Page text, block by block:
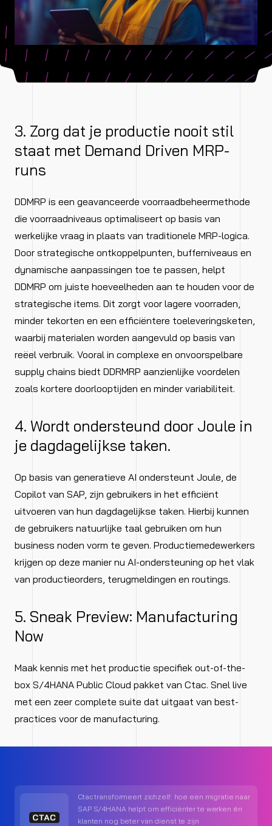
3. Zorg dat je productie nooit stil
staat met Demand Driven MRP-
runs
DDMRP is een geavanceerde voorraadbeheermethode
die voorraadniveaus optimaliseert op basis van
werkelijke vraag in plaats van traditionele MRP-logica.
Door strategische ontkoppelpunten, bufferniveaus en
dynamische aanpassingen toe te passen, helpt
DDMRP om juiste hoeveelheden aan te houden voor de
strategische items. Dit zorgt voor lagere voorraden,
minder tekorten en een efficiëntere toeleveringsketen,
waarbij materialen worden aangevuld op basis van
reëel verbruik. Vooral in complexe en onvoorspelbare
supply chains biedt DDRMRP aanzienlijke voordelen
zoals kortere doorlooptijden en minder variabiliteit.
4. Wordt ondersteund door Joule in
je dagdagelijkse taken.
Op basis van generatieve AI ondersteunt Joule, de
Copilot van SAP, zijn gebruikers in het efficiënt
uitvoeren van hun dagdagelijkse taken. Hierbij kunnen
de gebruikers natuurlijke taal gebruiken om hun
business noden vorm te geven. Productiemedewerkers
krijgen op deze manier nu AI-ondersteuning op het vlak
van productieorders, terugmeldingen en routings.
5. Sneak Preview: Manufacturing
Now
Maak kennis met het productie specifiek out-of-the-
box S/4HANA Public Cloud pakket van Ctac. Snel live
met een zeer complete suite dat uitgaat van best-
practices voor de manufacturing.
Ctac transformeert zichzelf: hoe een migratie naar
SAP S/4HANA helpt om efficiënter te werken én
klanten nog beter van dienst te zijn